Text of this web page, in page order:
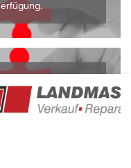
in unserem